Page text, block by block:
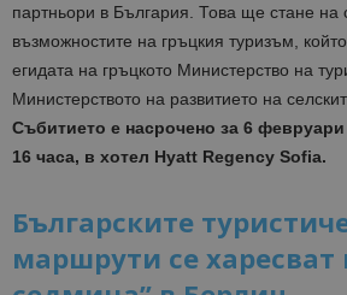
партньори в България. Това ще стане на
възможностите на гръцкия туризъм,
егидата на гръцкото Министерство на
Министерството на развитието на
Събитието е насрочено за 6 февруари
16 часа, в хотел Hyatt Regency Sofia.
Българските
маршрути се харесват